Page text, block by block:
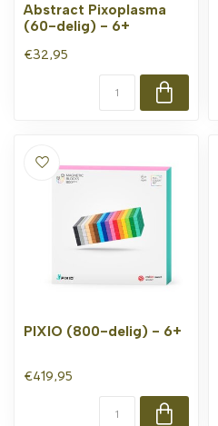
Abstract Pixoplasma
(60-delig) - 6+
€32,95
PIXIO (800-delig) - 6+
€419,95